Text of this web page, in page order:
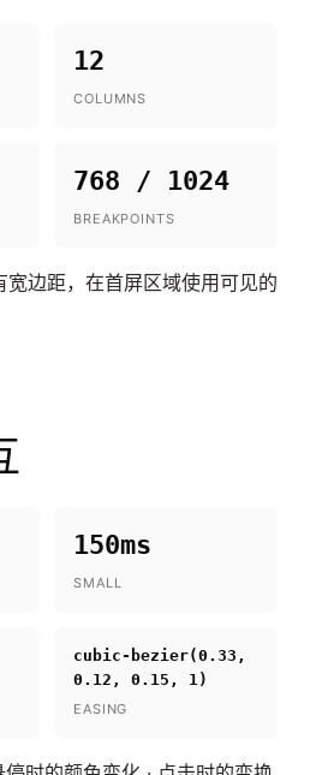
12
COLUMNS
768 / 1024
BREAKPOINTS
宽边距，在首屏区域使用可见的
150ms
SMALL
cubic-bezier(0.33,
0.12, 0.15, 1)
EASING